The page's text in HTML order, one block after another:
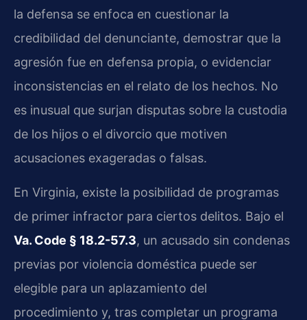
la defensa se enfoca en cuestionar la
credibilidad del denunciante, demostrar que la
agresión fue en defensa propia, o evidenciar
inconsistencias en el relato de los hechos. No
es inusual que surjan disputas sobre la custodia
de los hijos o el divorcio que motiven
acusaciones exageradas o falsas.
En Virginia, existe la posibilidad de programas
de primer infractor para ciertos delitos. Bajo el
Va. Code § 18.2-57.3, un acusado sin condenas
previas por violencia doméstica puede ser
elegible para un aplazamiento del
procedimiento y, tras completar un programa